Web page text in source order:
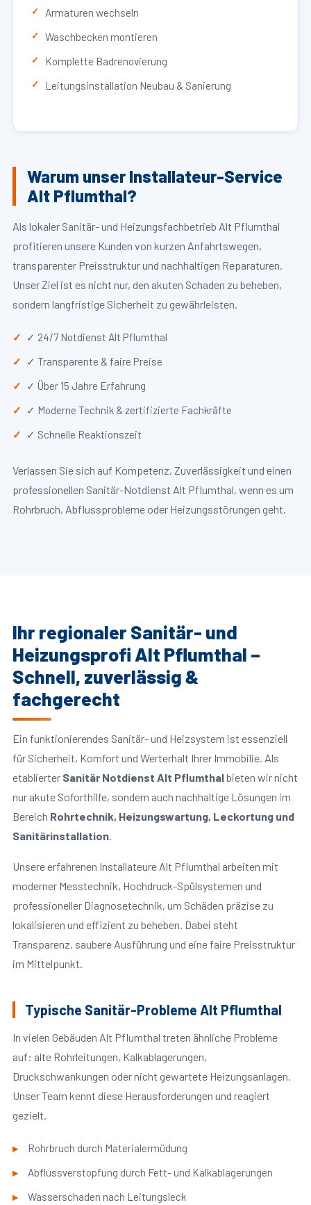
Armaturen wechseln
Waschbecken montieren
Komplette Badrenovierung
Leitungsinstallation Neubau & Sanierung
Warum unser Installateur-Service
Alt Pflumthal?
Als lokaler Sanitär- und Heizungsfachbetrieb Alt Pflumthal
profitieren unsere Kunden von kurzen Anfahrtswegen,
transparenter Preisstruktur und nachhaltigen Reparaturen.
Unser Ziel ist es nicht nur, den akuten Schaden zu beheben,
sondern langfristige Sicherheit zu gewährleisten.
✓ 24/7 Notdienst Alt Pflumthal
✓ Transparente & faire Preise
✓ Über 15 Jahre Erfahrung
✓ Moderne Technik & zertifizierte Fachkräfte
✓ Schnelle Reaktionszeit
Verlassen Sie sich auf Kompetenz, Zuverlässigkeit und einen
professionellen Sanitär-Notdienst Alt Pflumthal, wenn es um
Rohrbruch, Abflussprobleme oder Heizungsstörungen geht.
Ihr regionaler Sanitär- und
Heizungsprofi Alt Pflumthal –
Schnell, zuverlässig &
fachgerecht
Ein funktionierendes Sanitär- und Heizsystem ist essenziell
für Sicherheit, Komfort und Werterhalt Ihrer Immobilie. Als
etablierter Sanitär Notdienst Alt Pflumthalbieten wir nicht
nur akute Soforthilfe, sondern auch nachhaltige Lösungen im
Bereich Rohrtechnik, Heizungswartung, Leckortung und
Sanitärinstallation.
Unsere erfahrenen Installateure Alt Pflumthal arbeiten mit
moderner Messtechnik, Hochdruck-Spülsystemen und
professioneller Diagnosetechnik, um Schäden präzise zu
lokalisieren und effizient zu beheben. Dabei steht
Transparenz, saubere Ausführung und eine faire Preisstruktur
im Mittelpunkt.
Typische Sanitär-Probleme Alt Pflumthal
In vielen Gebäuden Alt Pflumthal treten ähnliche Probleme
auf: alte Rohrleitungen, Kalkablagerungen,
Druckschwankungen oder nicht gewartete Heizungsanlagen.
Unser Team kennt diese Herausforderungen und reagiert
gezielt.
Rohrbruch durch Materialermüdung
Abflussverstopfung durch Fett- und Kalkablagerungen
Wasserschaden nach Leitungsleck